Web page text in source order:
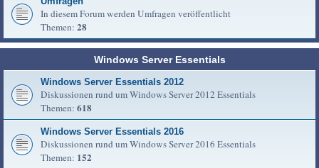
In diesem Forum werden Umfragen veröffentlicht
Themen: 28
Windows Server Essentials
Windows Server Essentials 2012
Diskussionen rund um Windows Server 2012 Essentials
Themen: 618
Windows Server Essentials 2016
Diskussionen rund um Windows Server 2016 Essentials
Themen: 152